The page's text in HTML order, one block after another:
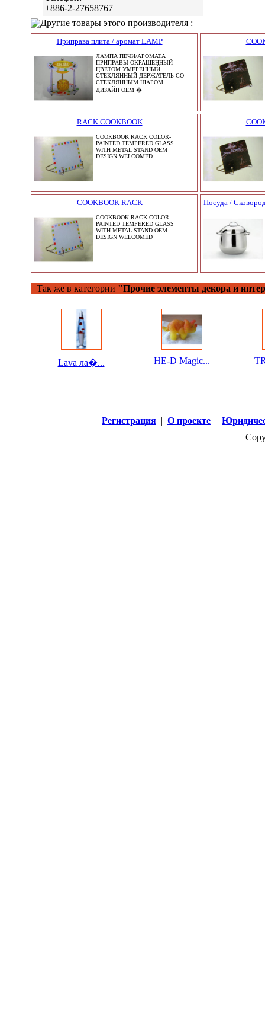
+886-2-27658767
Другие товары этого производителя :
Приправа плита / аромат LAMP
ЛАМПА ПЕЧИ/АРОМАТА
ПРИПРАВЫ ОКРАШЕННЫЙ
ЦВЕТОМ УМЕРЕННЫЙ
СТЕКЛЯННЫЙ ДЕРЖАТЕЛЬ СО
СТЕКЛЯННЫМ ШАРОМ
ДИЗАЙН OEM �
RACK COOKBOOK
COOKBOOK RACK COLOR-
PAINTED TEMPERED GLASS
WITH METAL STAND OEM
DESIGN WELCOMED
COOKBOOK RACK
COOKBOOK RACK COLOR-
PAINTED TEMPERED GLASS
WITH METAL STAND OEM
DESIGN WELCOMED
Посуда /
Так же в категории "Прочие элементы декора и
Lava ла�... HE-D Magic...
| Регистрация | О проекте |